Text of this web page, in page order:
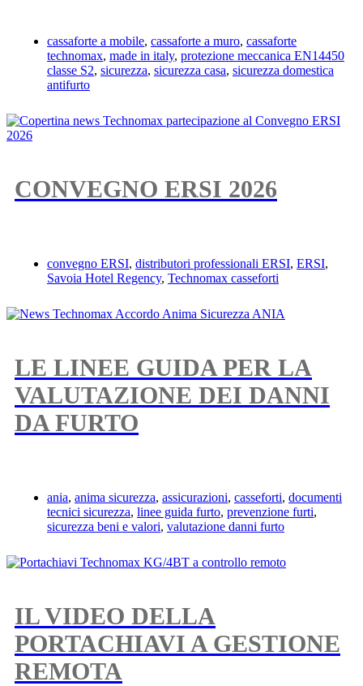
cassaforte a mobile, cassaforte a muro, cassaforte
technomax, made in italy, protezione meccanica EN14450
classe S2, sicurezza, sicurezza casa, sicurezza domestica
antifurto
CONVEGNO ERSI 2026
convegno ERSI, distributori professionali ERSI, ERSI,
Savoia Hotel Regency, Technomax casseforti
LE LINEE GUIDA PER LA
VALUTAZIONE DEI DANNI
DA FURTO
ania, anima sicurezza, assicurazioni, casseforti, documenti
tecnici sicurezza, linee guida furto, prevenzione furti,
sicurezza beni e valori, valutazione danni furto
IL VIDEO DELLA
PORTACHIAVI A GESTIONE
REMOTA